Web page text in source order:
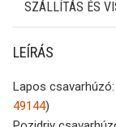
SZÁLLÍTÁS ÉS
LEÍRÁS
Lapos
49144)